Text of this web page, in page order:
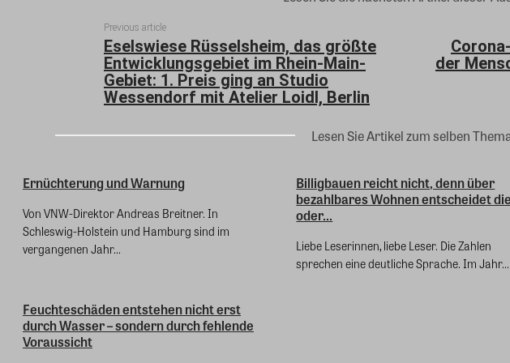
Previous article
Eselswiese Rüsselsheim, das größte
Entwicklungsgebiet im Rhein-Main-
Gebiet: 1. Preis ging an Studio
Wessendorf mit Atelier Loidl, Berlin
der
Lesen Sie Artikel zum selben
Ernüchterung und Warnung
Von VNW-Direktor Andreas Breitner. In
Schleswig-Holstein und Hamburg sind im
vergangenen Jahr...
Billigbauen reicht nicht, denn über
bezahlbares Wohnen entscheidet
oder...
Liebe Leserinnen, liebe Leser. Die Zahlen
sprechen eine deutliche Sprache. Im Jahr...
Feuchteschäden entstehen nicht erst
durch Wasser – sondern durch fehlende
Voraussicht